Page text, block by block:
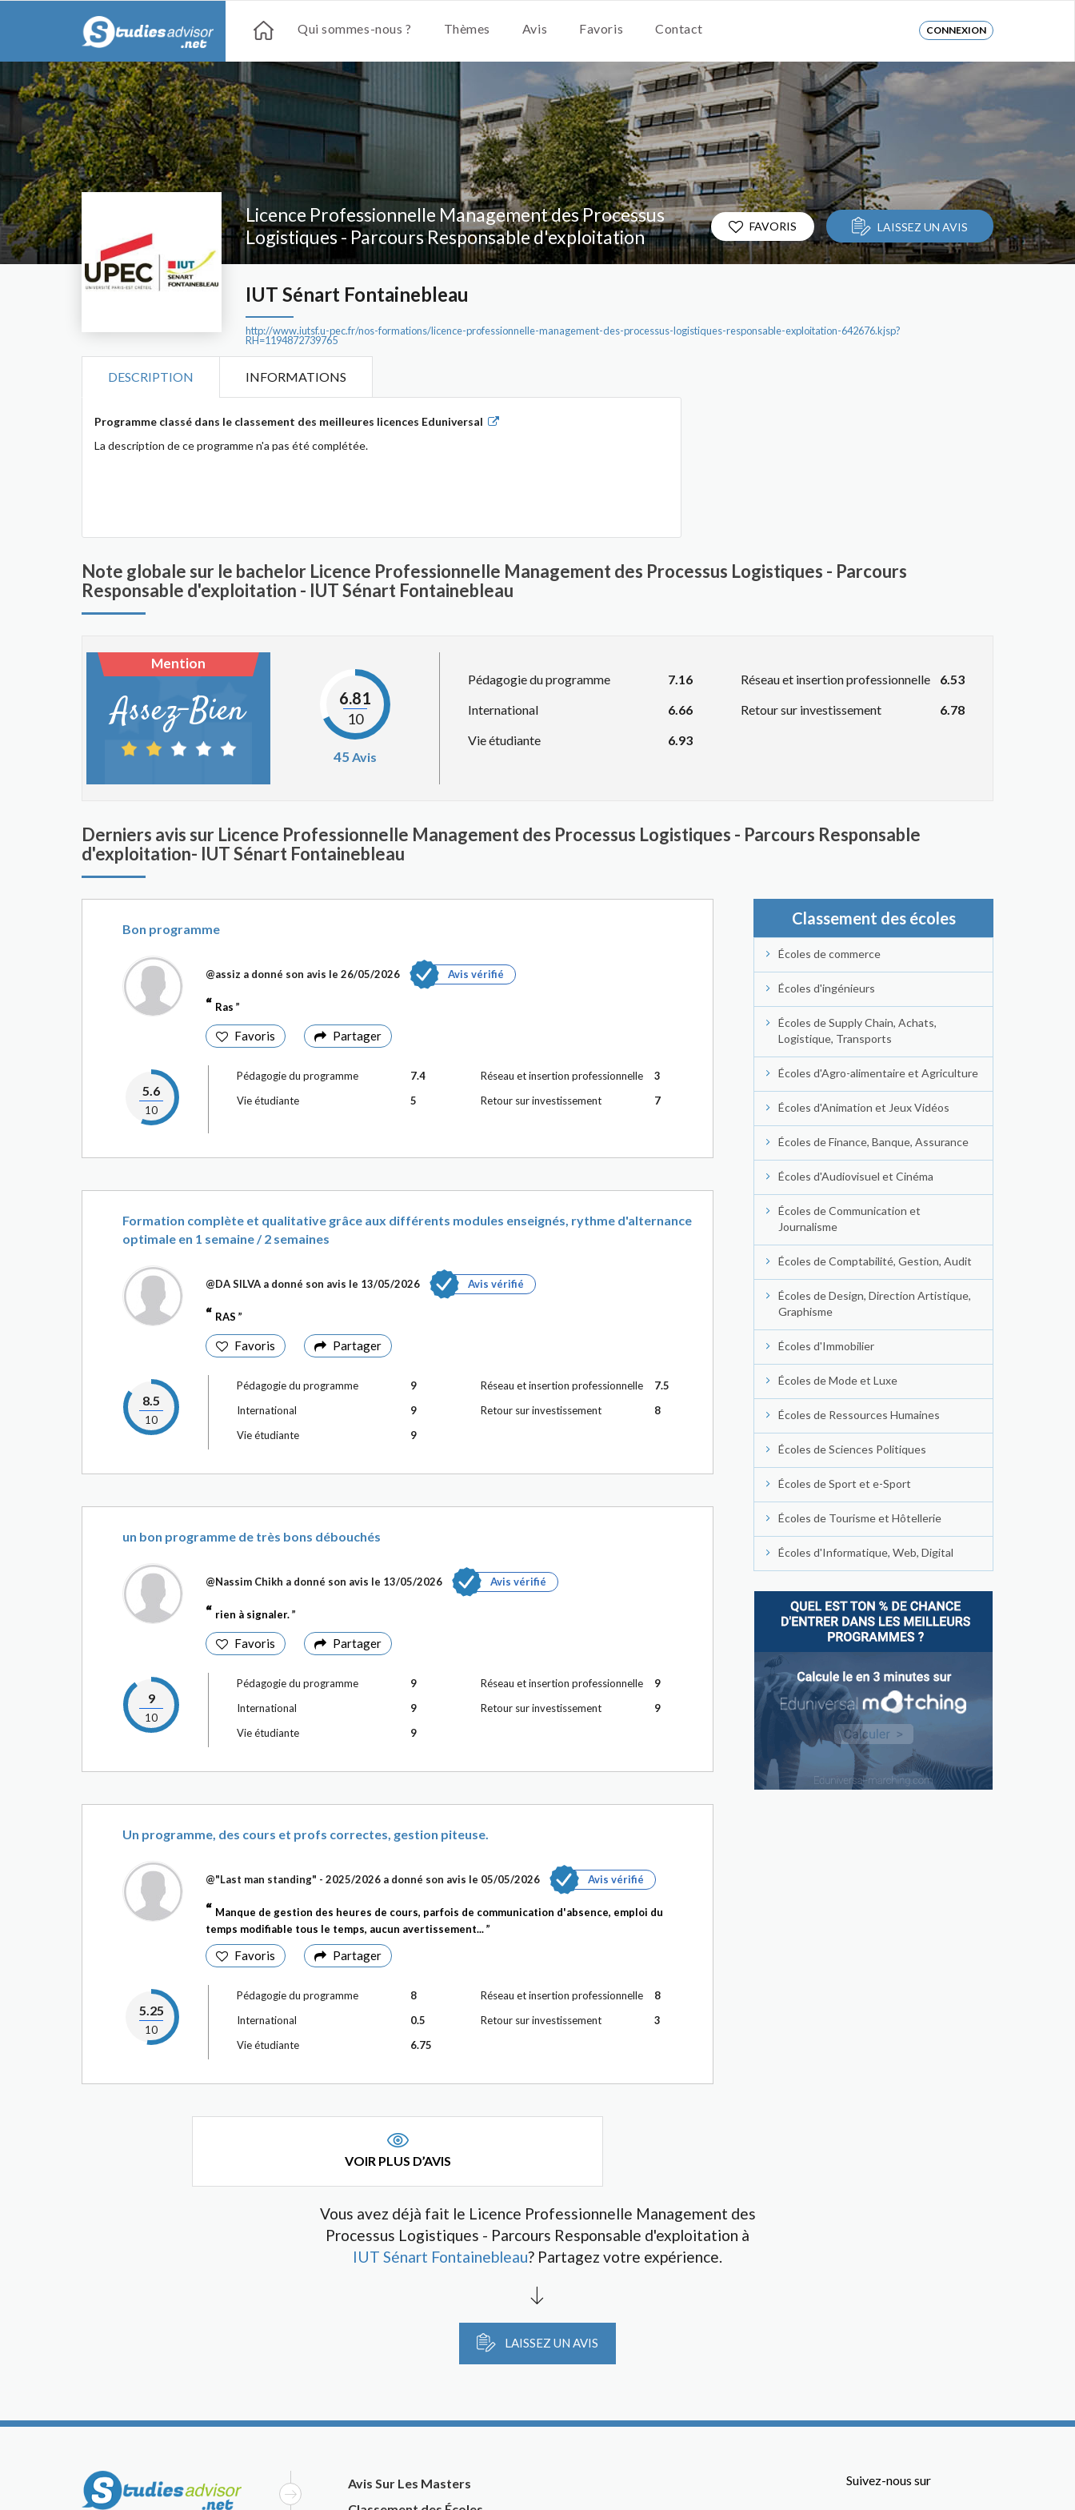
Qui sommes-nous ? Thèmes Avis Favoris Contact CONNEXION
Licence Professionnelle Management des Processus
Logistiques - Parcours Responsable d'exploitation
IUT Sénart Fontainebleau
http://www.iutsf.u-pec.fr/nos-formations/licence-professionnelle-management-des-processus-logistiques-responsable-exploitation-642676.kjsp?
RH=1194872739765
FAVORIS LAISSEZ UN AVIS
DESCRIPTION INFORMATIONS
Programme classé dans le classement des meilleures licences Eduniversal
La description de ce programme n'a pas été complétée.
Note globale sur le bachelor Licence Professionnelle Management des Processus Logistiques - Parcours
Responsable d'exploitation - IUT Sénart Fontainebleau
Mention
Assez-Bien 6.81
10
45 Avis
Pédagogie du programme
7.16
International
6.66
Vie étudiante
6.93
Réseau et insertion professionnelle
6.53
Retour sur investissement
6.78
Derniers avis sur Licence Professionnelle Management des Processus Logistiques - Parcours Responsable
d'exploitation- IUT Sénart Fontainebleau
Bon programme
@assiz a donné son avis le 26/05/2026 Avis vérifié
Ras
Favoris Partager
5.6
10
Pédagogie du programme
7.4
Vie étudiante
5
Réseau et insertion professionnelle
3
Retour sur investissement
7
Formation complète et qualitative grâce aux différents modules enseignés, rythme d'alternance
optimale en 1 semaine / 2 semaines
@DA SILVA a donné son avis le 13/05/2026 Avis vérifié
RAS
Favoris Partager
8.5
10
Pédagogie du programme
9
International
9
Vie étudiante
9
Réseau et insertion professionnelle
7.5
Retour sur investissement
8
un bon programme de très bons débouchés
@Nassim Chikh a donné son avis le 13/05/2026 Avis vérifié
rien à signaler.
Favoris Partager
9
10
Pédagogie du programme
9
International
9
Vie étudiante
9
Réseau et insertion professionnelle
9
Retour sur investissement
9
Un programme, des cours et profs correctes, gestion piteuse.
@"Last man standing" - 2025/2026 a donné son avis le 05/05/2026 Avis vérifié
Manque de gestion des heures de cours, parfois de communication d'absence, emploi du
temps modifiable tous le temps, aucun avertissement...
Favoris Partager
5.25
10
Pédagogie du programme
8
International
0.5
Vie étudiante
6.75
Réseau et insertion professionnelle
8
Retour sur investissement
3
VOIR PLUS D’AVIS
Classement des écoles
Écoles de commerce
Écoles d'ingénieurs
Écoles de Supply Chain, Achats,
Logistique, Transports
Écoles d'Agro-alimentaire et Agriculture
Écoles d'Animation et Jeux Vidéos
Écoles de Finance, Banque, Assurance
Écoles d'Audiovisuel et Cinéma
Écoles de Communication et
Journalisme
Écoles de Comptabilité, Gestion, Audit
Écoles de Design, Direction Artistique,
Graphisme
Écoles d'Immobilier
Écoles de Mode et Luxe
Écoles de Ressources Humaines
Écoles de Sciences Politiques
Écoles de Sport et e-Sport
Écoles de Tourisme et Hôtellerie
Écoles d'Informatique, Web, Digital
Vous avez déjà fait le Licence Professionnelle Management des
Processus Logistiques - Parcours Responsable d'exploitation à
IUT Sénart Fontainebleau? Partagez votre expérience.
LAISSEZ UN AVIS
Avis Sur Les Masters
Suivez-nous sur